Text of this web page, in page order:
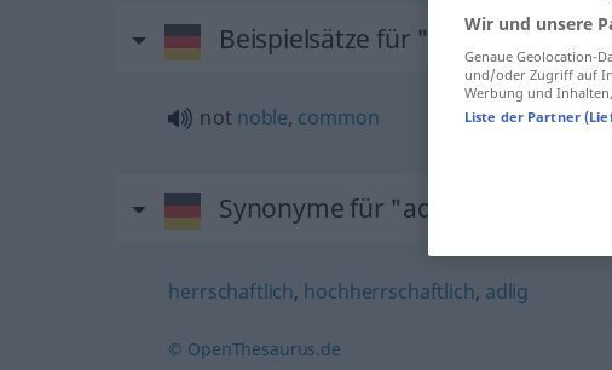
Beispielsätze für "adelig"
not noble, common
Synonyme für "adelig"
herrschaftlich, hochherrschaftlich, adlig
© OpenThesaurus.de
Wir und unsere
Genaue Geolocation-
und/oder Zugriff auf
Werbung und
Liste der Partner